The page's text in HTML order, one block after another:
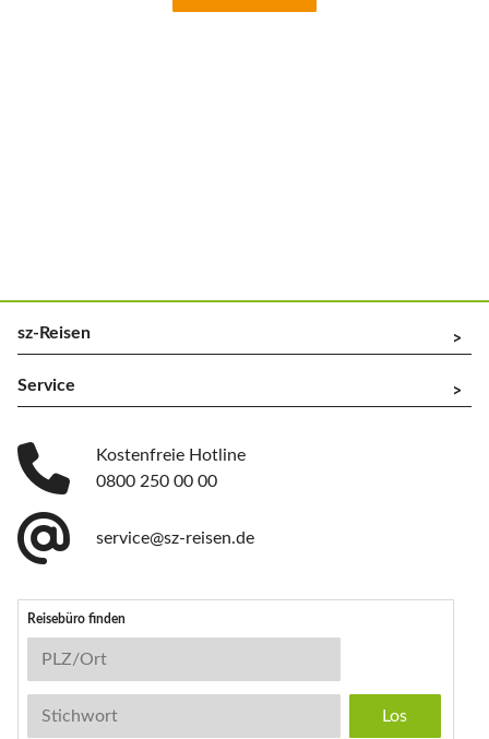
sz-Reisen ^
Service ^
Kostenfreie Hotline
0800 250 00 00
service@sz-reisen.de
Reisebüro finden
Reisebüro-Suche
PLZ/Ort